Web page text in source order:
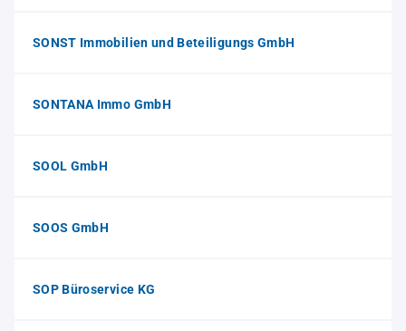
SONST Immobilien und Beteiligungs GmbH
SONTANA Immo GmbH
SOOL GmbH
SOOS GmbH
SOP Büroservice KG